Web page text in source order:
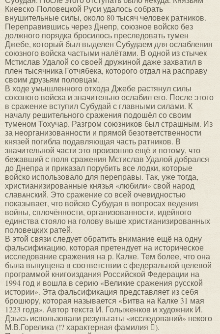
Киевско-Половецкой Руси удалось собрать
внушительные силы, около 80 тысяч человек ратников.
Переправившись через Днепр, союзное войско без
должного порядка бросилось преследовать тумен
Джебе, который был выделен Субудаем для ослабления
союзного войска частыми налётами. В одной из стычек
Мстислав Удалой со своей дружиной даже захватил в
плен тысячника Готчябека, которого отдал на расправу
своим друзьям половцам.
В ходе умышленного отхода Джебе растянул силы
союзного войска и значительно ослабил его. После этого
в сражение вступил Субудай с главными силами. К
началу решительного сражения подошёл со своим
туменом Тохучар. Разгром союзников был страшным. Из-
за неорганизованности и прямой безответственности
князей погибла подавляющая часть ратников. В
значительной части это произошло ещё и потому, что
бежавший с поля сражения Мстислав Удалой добрался
до Днепра и приказал порубить все лодки, которые
войско использовало для переправы. Так, уже тогда,
христианизированные князья «любили» свой народ
славѧнский. Это сражение со всей очевидностью
показывает, что войско Субудая в вопросах ведения
войны, сплочённости, организованности, идейного
единства стояло на голову выше христианизированных
половецких ратей.
В этой связи следует обратить внимание ещё на одну
фальсификацию, которая претендует на историческое
исследование сражения на р. Калке. Тем более, что она
была выпущена в соответствии с федеральной целевой
программой книгоиздания Российской Федерации на
1994 год и вошла в серию «Великие сражения русской
истории». Эта фальсификация представляет из себя
брошюру, которая называется «Битва на Калке 31 мая
1223 года». Автор текста И. Голыженков и художник И.
Дзысь использовали результаты «исследований» некого
М.В.Горелика (!? характерная фамилия ).